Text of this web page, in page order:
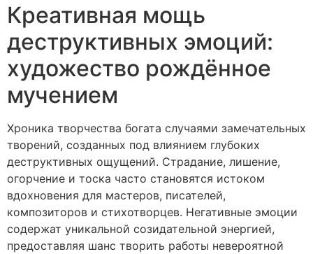
Креативная мощь
деструктивных эмоций:
художество рождённое
мучением
Хроника творчества богата случаями замечательных
творений, созданных под влиянием глубоких
деструктивных ощущений. Страдание, лишение,
огорчение и тоска часто становятся истоком
вдохновения для мастеров, писателей,
композиторов и стихотворцев. Негативные эмоции
содержат уникальной созидательной энергией,
предоставляя шанс творить работы невероятной